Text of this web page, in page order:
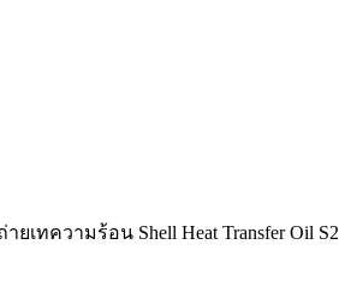
ยเทความร้อน Shell Heat Transfer Oil S2